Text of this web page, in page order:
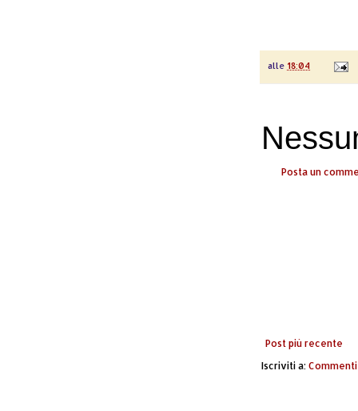
alle 18:04
Posta un
Post più recente
Iscriviti a: